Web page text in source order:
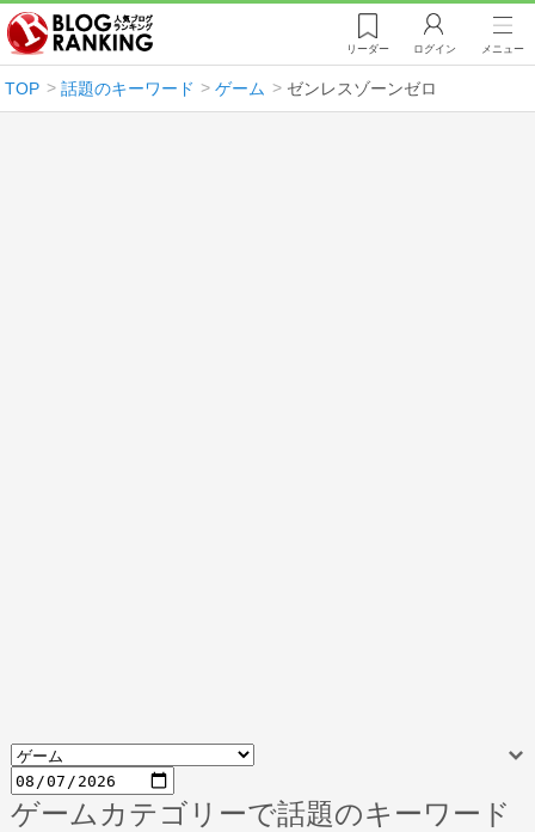
リーダー ログイン メニュー
TOP 話題のキーワード ゲーム ゼンレスゾーンゼロ
ゲームカテゴリーで話題のキーワード